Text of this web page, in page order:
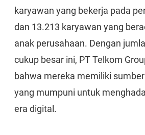
karyawan yang bekerja pada
dan 13.213 karyawan yang
anak perusahaan. Dengan
cukup besar ini, PT Telkom
bahwa mereka memiliki
yang mumpuni untuk
era digital.